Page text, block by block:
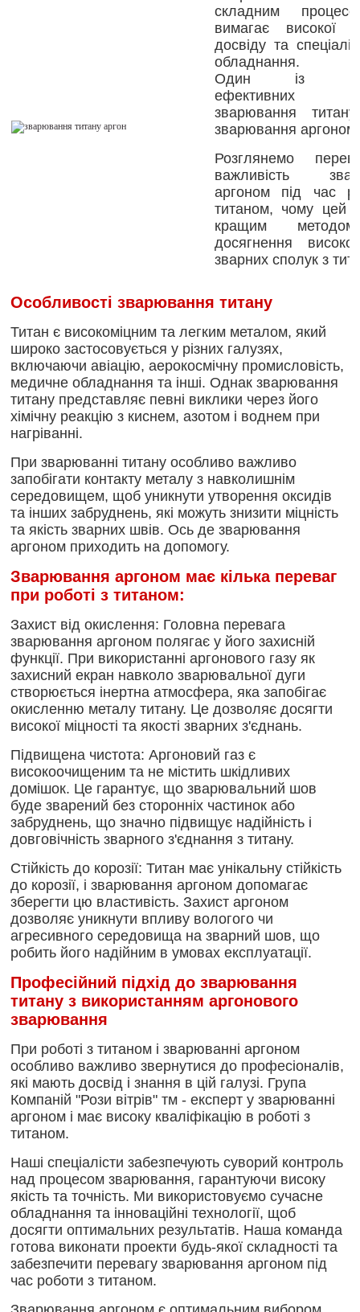
складним
вимагає високої
досвіду та
обладнання.
Один із
ефективних
зварювання
зварювання аргоном.
Розглянемо
важливість
аргоном під час
титаном, чому цей
кращим
досягнення
зварних сполук з
Особливості зварювання титану
Титан є високоміцним та легким металом, який
широко застосовується у різних галузях,
включаючи авіацію, аерокосмічну промисловість,
медичне обладнання та інші. Однак зварювання
титану представляє певні виклики через його
хімічну реакцію з киснем, азотом і воднем при
нагріванні.
При зварюванні титану особливо важливо
запобігати контакту металу з навколишнім
середовищем, щоб уникнути утворення оксидів
та інших забруднень, які можуть знизити міцність
та якість зварних швів. Ось де зварювання
аргоном приходить на допомогу.
Зварювання аргоном має кілька переваг
при роботі з титаном:
Захист від окислення: Головна перевага
зварювання аргоном полягає у його захисній
функції. При використанні аргонового газу як
захисний екран навколо зварювальної дуги
створюється інертна атмосфера, яка запобігає
окисленню металу титану. Це дозволяє досягти
високої міцності та якості зварних з'єднань.
Підвищена чистота: Аргоновий газ є
високоочищеним та не містить шкідливих
домішок. Це гарантує, що зварювальний шов
буде зварений без сторонніх частинок або
забруднень, що значно підвищує надійність і
довговічність зварного з'єднання з титану.
Стійкість до корозії: Титан має унікальну стійкість
до корозії, і зварювання аргоном допомагає
зберегти цю властивість. Захист аргоном
дозволяє уникнути впливу вологого чи
агресивного середовища на зварний шов, що
робить його надійним в умовах експлуатації.
Професійний підхід до зварювання
титану з використанням аргонового
зварювання
При роботі з титаном і зварюванні аргоном
особливо важливо звернутися до професіоналів,
які мають досвід і знання в цій галузі. Група
Компаній "Рози вітрів" тм - експерт у зварюванні
аргоном і має високу кваліфікацію в роботі з
титаном.
Наші спеціалісти забезпечують суворий контроль
над процесом зварювання, гарантуючи високу
якість та точність. Ми використовуємо сучасне
обладнання та інноваційні технології, щоб
досягти оптимальних результатів. Наша команда
готова виконати проекти будь-якої складності та
забезпечити перевагу зварювання аргоном під
час роботи з титаном.